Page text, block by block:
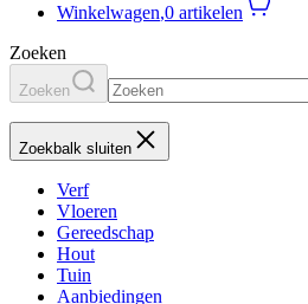
Winkelwagen,0 artikelen
Zoeken
Zoeken
Zoekbalk sluiten
Verf
Vloeren
Gereedschap
Hout
Tuin
Aanbiedingen